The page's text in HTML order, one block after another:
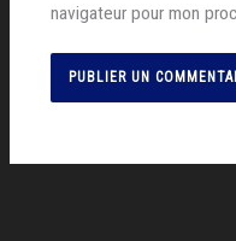
navigateur pour mon